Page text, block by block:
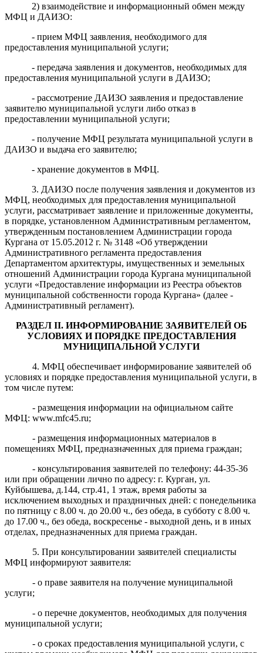
2) взаимодействие и информационный обмен между
МФЦ и ДАИЗО:
- прием МФЦ заявления, необходимого для
предоставления муниципальной услуги;
- передача заявления и документов, необходимых для
предоставления муниципальной услуги в ДАИЗО;
- рассмотрение ДАИЗО заявления и предоставление
заявителю муниципальной услуги либо отказ в
предоставлении муниципальной услуги;
- получение МФЦ результата муниципальной услуги в
ДАИЗО и выдача его заявителю;
- хранение документов в МФЦ.
3. ДАИЗО после получения заявления и документов из
МФЦ, необходимых для предоставления муниципальной
услуги, рассматривает заявление и приложенные документы,
в порядке, установленном Административным регламентом,
утвержденным постановлением Администрации города
Кургана от 15.05.2012 г. № 3148 «Об утверждении
Административного регламента предоставления
Департаментом архитектуры, имущественных и земельных
отношений Администрации города Кургана муниципальной
услуги «Предоставление информации из Реестра объектов
муниципальной собственности города Кургана» (далее -
Административный регламент).
РАЗДЕЛ II. ИНФОРМИРОВАНИЕ ЗАЯВИТЕЛЕЙ ОБ
УСЛОВИЯХ И ПОРЯДКЕ ПРЕДОСТАВЛЕНИЯ
МУНИЦИПАЛЬНОЙ УСЛУГИ
4. МФЦ обеспечивает информирование заявителей об
условиях и порядке предоставления муниципальной услуги, в
том числе путем:
- размещения информации на официальном сайте
МФЦ: www.mfc45.ru;
- размещения информационных материалов в
помещениях МФЦ, предназначенных для приема граждан;
- консультирования заявителей по телефону: 44-35-36
или при обращении лично по адресу: г. Курган, ул.
Куйбышева, д.144, стр.41, 1 этаж, время работы за
исключением выходных и праздничных дней: с понедельника
по пятницу с 8.00 ч. до 20.00 ч., без обеда, в субботу с 8.00 ч.
до 17.00 ч., без обеда, воскресенье - выходной день, и в иных
отделах, предназначенных для приема граждан.
5. При консультировании заявителей специалисты
МФЦ информируют заявителя:
- о праве заявителя на получение муниципальной
услуги;
- о перечне документов, необходимых для получения
муниципальной услуги;
- о сроках предоставления муниципальной услуги, с